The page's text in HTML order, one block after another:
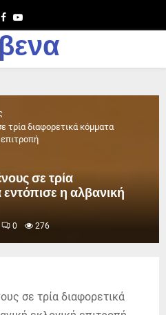
Facebook
Youtube
διαφορετικά κόμματα
σε τρία
η αλβανική
0 276